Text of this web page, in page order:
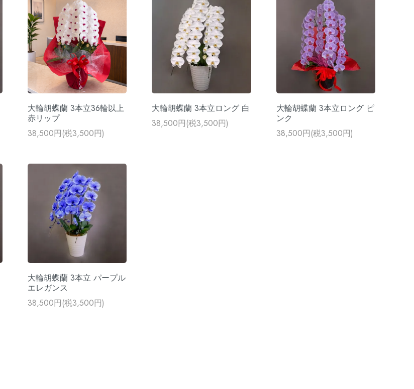
大輪胡蝶蘭 3本立36輪以上
赤リップ
38,500円(税3,500円)
大輪胡蝶蘭 3本立ロング 白
38,500円(税3,500円)
大輪胡蝶蘭 3本立ロング ピ
ンク
38,500円(税3,500円)
大輪胡蝶蘭 3本立 パープル
エレガンス
38,500円(税3,500円)